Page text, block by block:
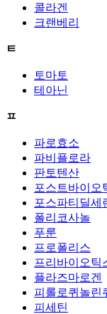
콜라겐
크랜베리
ㅌ
토마토
테아닌
ㅍ
파로효소
파비플로라
판토텐산
포스트바이오
포스파티딜세
폴리코사놀
푸룬
프로폴리스
프리바이오틱
플라즈마로겐
피롤로퀴놀린
피세틴